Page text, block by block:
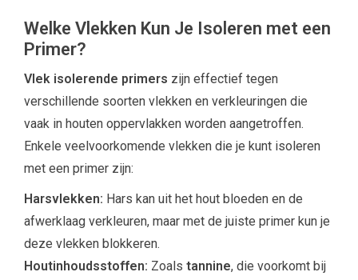
Welke Vlekken Kun Je Isoleren met een
Primer?
Vlek isolerende primers zijn effectief tegen
verschillende soorten vlekken en verkleuringen die
vaak in houten oppervlakken worden aangetroffen.
Enkele veelvoorkomende vlekken die je kunt isoleren
met een primer zijn:
Harsvlekken: Hars kan uit het hout bloeden en de
afwerklaag verkleuren, maar met de juiste primer kun je
deze vlekken blokkeren.
Houtinhoudsstoffen: Zoals tannine, die voorkomt bij